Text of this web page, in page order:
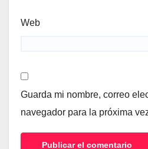
Web
Guarda mi nombre, correo
navegador para la próxima